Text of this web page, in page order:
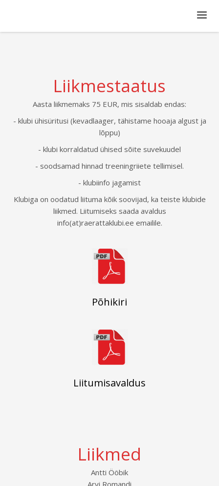
Liikmestaatus
Aasta liikmemaks 75 EUR, mis sisaldab endas:
- klubi ühisüritusi (kevadlaager, tähistame hooaja algust ja
lõppu)
- klubi korraldatud ühised sõite suvekuudel
- soodsamad hinnad treeningriiete tellimisel.
- klubiinfo jagamist
Klubiga on oodatud liituma kõik soovijad, ka teiste klubide
liikmed. Liitumiseks saada avaldus
info(at)raerattaklubi.ee emailile.
Põhikiri
Liitumisavaldus
Liikmed
Antti Ööbik
Arvi Romandi